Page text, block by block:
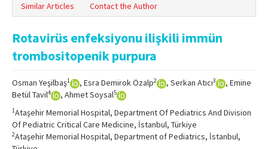
Online First
Archive
Search Articles
Contact Us
Similar Articles
Contact the Author
Rotavirüs enfeksiyonu ilişkili immün
trombositopenik purpura
Osman Yeşilbaş1 , Esra Demirok Özalp2 , Serkan Atıcı3
, Emine
Betül Tavil4 , Ahmet Soysal5
1Ataşehir Memorial Hospital, Department Of Pediatrics And Division
Of Pediatric Critical Care Medicine, İstanbul, Türkiye
2Ataşehir Memorial Hospital, Department of Pediatrics, İstanbul,